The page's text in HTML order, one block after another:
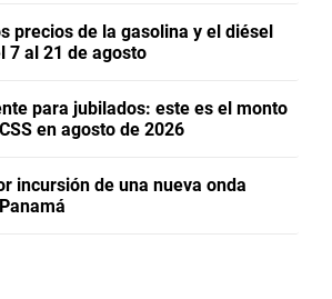
precios de la gasolina y el diésel
7 al 21 de agosto
para jubilados: este es el monto
en agosto de 2026
incursión de una nueva onda